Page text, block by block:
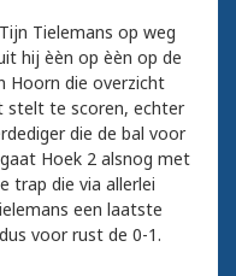
Tielemans op weg
hij èèn op èèn op de
Hoorn die overzicht
stelt te scoren, echter
die de bal voor
Hoek 2 alsnog met
trap die via allerlei
een laatste
voor rust de 0-1.